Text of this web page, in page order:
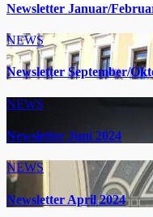
Newsletter Januar/
NEWS
Newsletter September/
NEWS
Newsletter Juni 2024
NEWS
Newsletter April 2024